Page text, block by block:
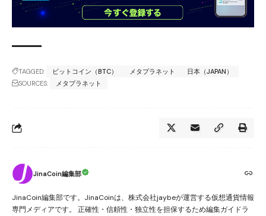
TAGGED: ビットコイン（BTC） メタプラネット
日本（JAPAN）
SOURCES:
メタプラネット
JinaCoin編集部
JinaCoin編集部です。JinaCoinは、株式会社jaybeが運営する仮想通貨情報
専門メディアです。 正確性・信頼性・独立性を担保するため編集ガイドラ